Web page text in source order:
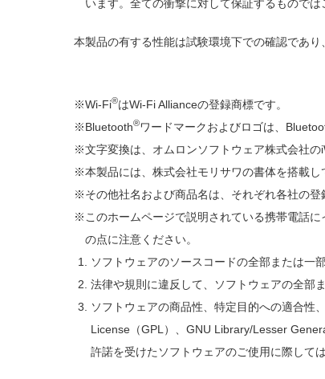
います。全ての衝撃に対して保証するものでは
本製品の有する性能は試験環境下での確認であ
Wi-Fi®はWi-Fi Allianceの登録商標です。
Bluetooth®ワードマークおよびロゴは、
文字変換は、オムロンソフトウェア株式会社
本製品には、株式会社モリサワの書体を搭載し
その他社名および商品名は、それぞれ各社の登
このホームページで説明されている携帯電話
の点に注意ください。
ソフトウェアのソースコードの全部または一
法律や規則に違反して、ソフトウェアの全部
ソフトウェアの商品性、特定目的への適合性
License（GPL）、GNU Library/Lesser
許諾を受けたソフトウェアのご使用に際して